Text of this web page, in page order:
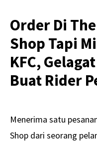
Order Di
Shop Tapi
KFC,
Buat Rider
Menerima satu
Shop dari seorang